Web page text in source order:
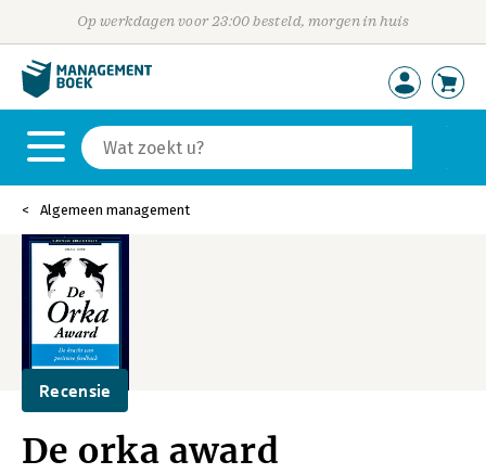
Op werkdagen voor 23:00 besteld, morgen in huis
Algemeen management
Recensie
De orka award